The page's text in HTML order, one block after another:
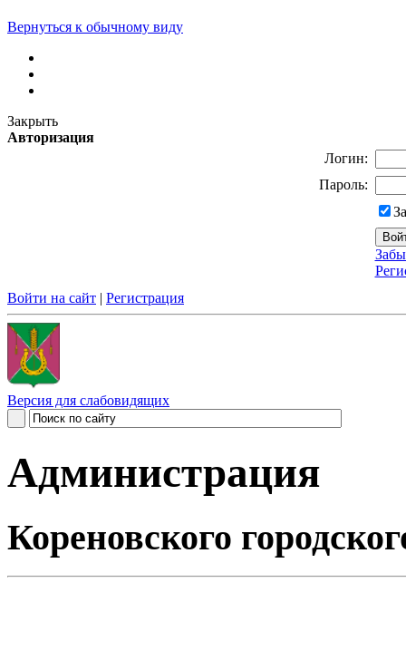
Вернуться к обычному виду
Закрыть
Авторизация
Логин:
Пароль:
Войти на сайт | Регистрация
Версия для слабовидящих
Администрация
Кореновского